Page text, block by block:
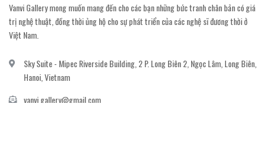
Vanvi Gallery mong muốn mang đến cho các bạn những bức tranh chân bản có giá
trị nghệ thuật, đồng thời ủng hộ cho sự phát triển của các nghệ sĩ đương thời ở
Việt Nam.
Sky Suite - Mipec Riverside Building, 2 P. Long Biên 2, Ngọc Lâm, Long Biên,
Hanoi, Vietnam
vanvi.gallery@gmail.com